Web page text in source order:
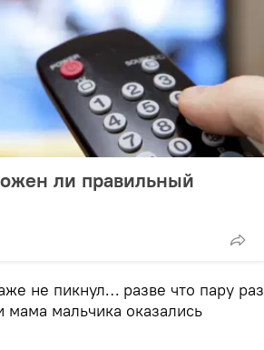
ли правильный
не пикнул… разве что пару раз
мама мальчика оказались